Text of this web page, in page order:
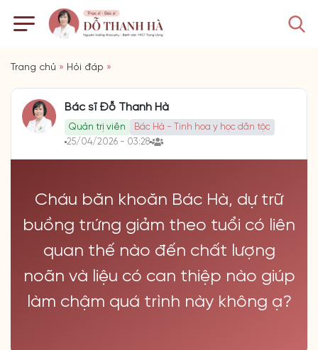
Trang chủ » Hỏi đáp »
Bác sĩ Đỗ Thanh Hà
Quản trị viên
Bác Hà - Tinh hoa y học dân tộc
25/04/2026 - 03:28
Cháu băn khoăn Bác Hà, dự trữ
buồng trứng giảm theo tuổi có liên
quan thế nào đến chất lượng
noãn và liệu có can thiệp nào giúp
làm chậm quá trình này không ạ?